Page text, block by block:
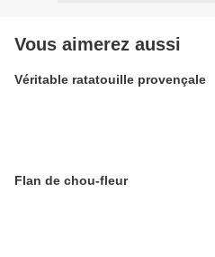
Vous aimerez aussi
Véritable ratatouille provençale
Flan de chou-fleur